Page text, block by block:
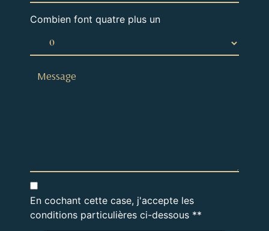
Combien font quatre plus un
En cochant cette case, j'accepte les
conditions particulières ci-dessous **